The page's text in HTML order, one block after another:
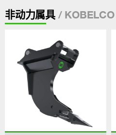
非动力属具/